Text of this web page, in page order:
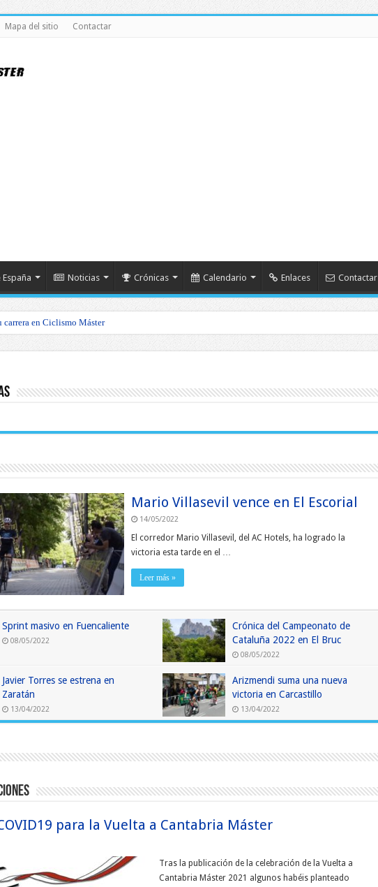
Mapa del sitio Contactar
Noticias Crónicas Calendario Enlaces Contactar
carrera en Ciclismo Máster
Mario Villasevil vence en El Escorial
14/05/2022
El corredor Mario Villasevil, del AC Hotels, ha logrado la
victoria esta tarde en el …
Leer más »
Sprint masivo en Fuencaliente
08/05/2022
Crónica del Campeonato de
Cataluña 2022 en El Bruc
08/05/2022
Javier Torres se estrena en
Zaratán
13/04/2022
Arizmendi suma una nueva
victoria en Carcastillo
13/04/2022
para la Vuelta a Cantabria Máster
Tras la publicación de la celebración de la Vuelta a
Cantabria Máster 2021 algunos habéis planteado